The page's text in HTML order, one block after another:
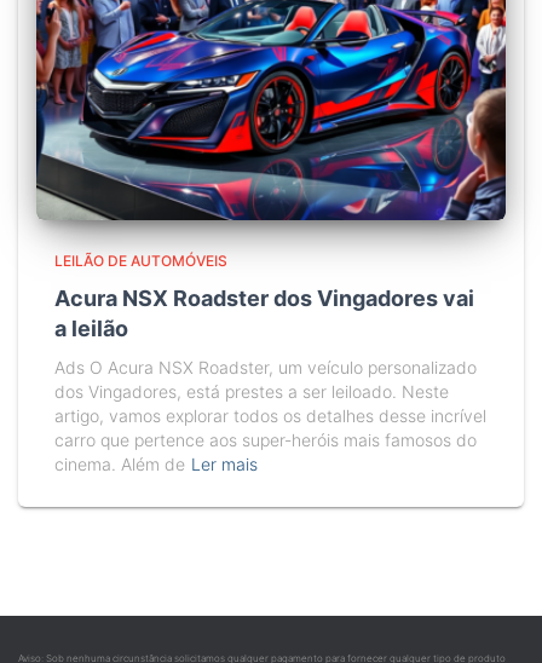
LEILÃO DE AUTOMÓVEIS
Acura NSX Roadster dos Vingadores vai
a leilão
Ads O Acura NSX Roadster, um veículo personalizado
dos Vingadores, está prestes a ser leiloado. Neste
artigo, vamos explorar todos os detalhes desse incrível
carro que pertence aos super-heróis mais famosos do
cinema. Além de Ler mais
Aviso: Sob nenhuma circunstância solicitamos qualquer pagamento para fornecer qualquer tipo de produto